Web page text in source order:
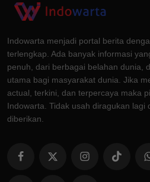
Indowarta menjadi portal berita
terlengkap. Ada banyak informasi
penuh, dari berbagai belahan dunia,
utama bagi masyarakat dunia. Jika
actual, terkini, dan terpercaya maka
Indowarta. Tidak usah diragukan lagi
diberikan.